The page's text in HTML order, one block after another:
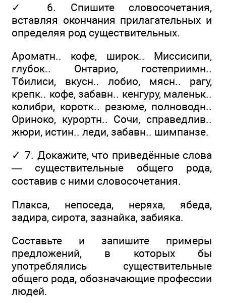
✓ 6. Спишите словосочетания,
вставляя окончания прилагательных и
определяя род существительных.
Ароматн.. кофе, широк.. Миссисипи,
глубок.. Онтарио, гостеприимн..
Тбилиси, вкусн.. лобио, мясн.. рагу,
крепк.. кофе, забавн.. кенгуру, маленьк..
колибри, коротк.. резюме, полноводн..
Ориноко, курортн.. Сочи, справедлив..
жюри, истин.. леди, забавн.. шимпанзе.
✓ 7. Докажите, что приведённые слова
— существительные общего рода,
составив с ними словосочетания.
Плакса, непоседа, неряха, ябеда,
задира, сирота, зазнайка, забияка.
Составьте и запишите примеры
предложений, в которых бы
употреблялись существительные
общего рода, обозначающие профессии
людей.